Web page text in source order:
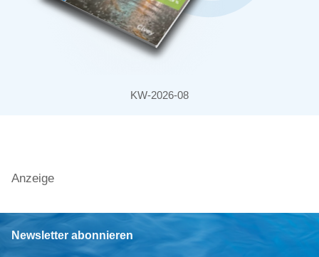
KW-2026-08
Anzeige
Newsletter abonnieren